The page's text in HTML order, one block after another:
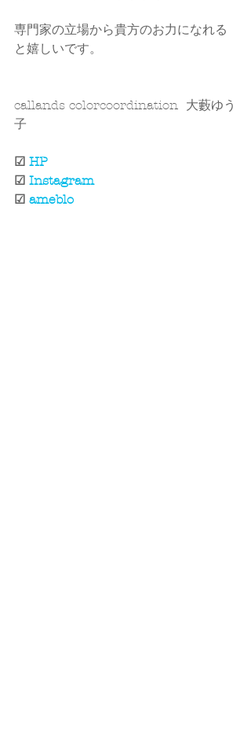
専門家の立場から貴方のお力になれる
と嬉しいです。
callands colorcoordination  大藪ゆう
子
☑ HP
☑ Instagram
☑ ameblo​